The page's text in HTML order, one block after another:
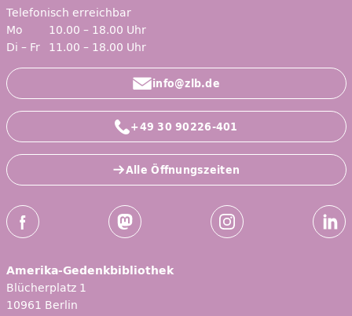
Telefonisch erreichbar
Mo
10.00 – 18.00 Uhr
Di – Fr 11.00 – 18.00 Uhr
info@zlb.de
+49 30 90226-401
Alle Öffnungszeiten
Social-Media Kanäle der ZLB
Facebook Mastodon Instagram
Amerika-Gedenkbibliothek
Blücherplatz 1
10961 Berlin